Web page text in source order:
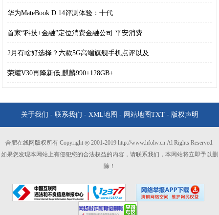
华为MateBook D 14评测体验：十代
首家“科技+金融”定位消费金融公司 平安消费
2月有啥好选择？六款5G高端旗舰手机点评以及
荣耀V30再降新低,麒麟990+128GB+
关于我们 - 联系我们 - XML地图 - 网站地图TXT- 版权声明
合肥在线网版权所有 Copyright ◎ 2001-2019 http://www.hfolw.cn Al Rights Reserved.
如果您发现本网站上有侵犯您的合法权益的内容，请联系我们，本网站将立即予以删
除！